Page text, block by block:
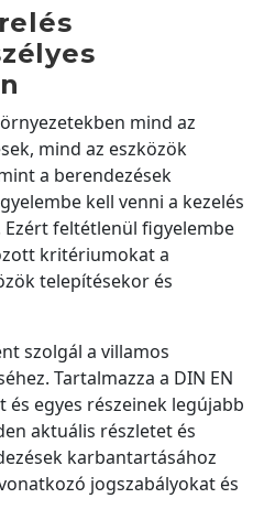
mind az
mind az eszközök
a berendezések
kell venni a kezelés
Ezért feltétlenül figyelembe
kritériumokat a
telepítésekor és
szolgál a villamos
Tartalmazza a DIN EN
és egyes részeinek legújabb
aktuális részletet és
karbantartásához
jogszabályokat és